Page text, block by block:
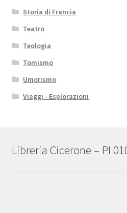
Storia di Francia
Teatro
Teologia
Tomismo
Umorismo
Viaggi - Esplorazioni
Libreria Cicerone – PI